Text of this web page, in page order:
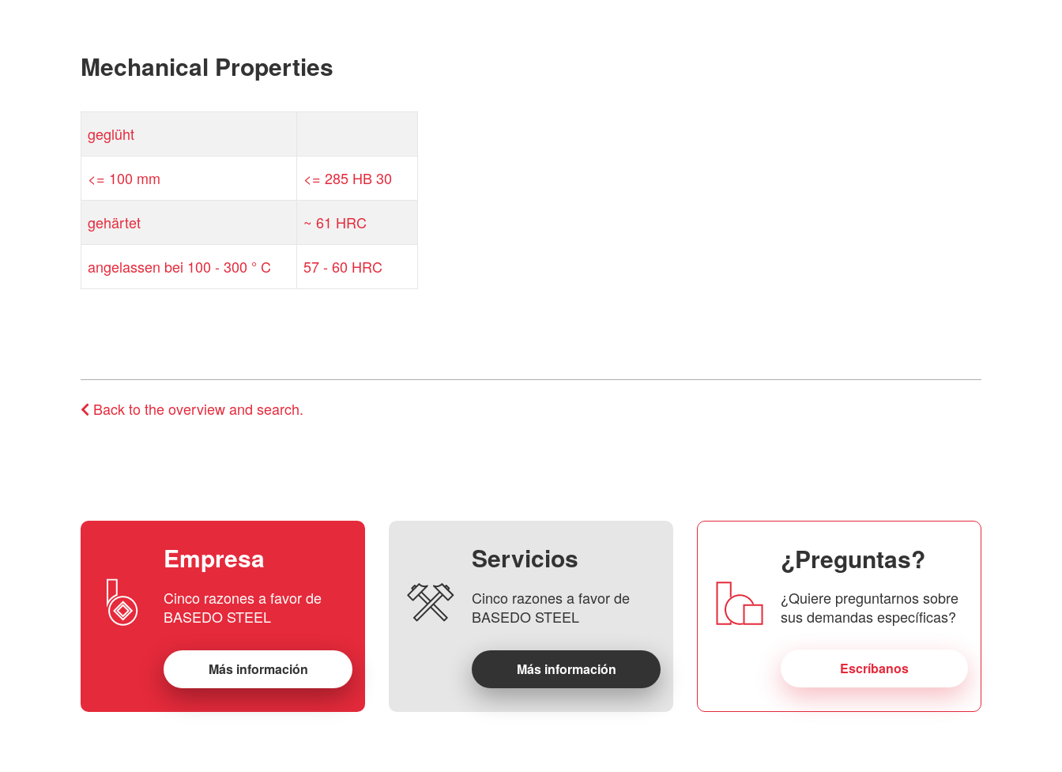
Mechanical Properties
geglüht
<= 100 mm <= 285 HB 30
gehärtet ~ 61 HRC
angelassen bei 100 - 300 ° C 57 - 60 HRC
Back to the overview and search.
Empresa
Cinco razones a favor de
BASEDO STEEL
Más información
Servicios
Cinco razones a favor de
BASEDO STEEL
Más información
¿Preguntas?
¿Quiere preguntarnos sobre
sus demandas específicas?
Escríbanos